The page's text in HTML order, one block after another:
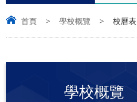
首頁 > 學校概覽 > 校曆表
學校概覽